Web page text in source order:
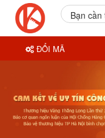
Bạn
ĐỔI MÃ